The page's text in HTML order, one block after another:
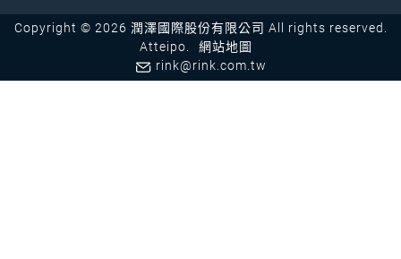
Copyright © 2026 潤澤國際股份有限公司 All rights reserved.
Atteipo.
網站地圖
rink@rink.com.tw